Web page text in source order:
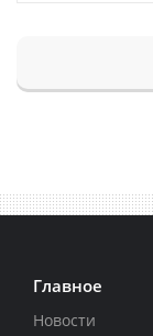
Главное
Новости